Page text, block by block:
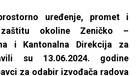
uređenje, promet i
okoline Zeničko –
i Kantonalna Direkcija za
su 13.06.2024. godine
za odabir izvođača radova